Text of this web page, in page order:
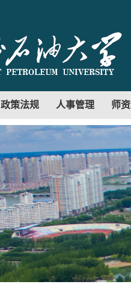
政策法规 人事管理 师资